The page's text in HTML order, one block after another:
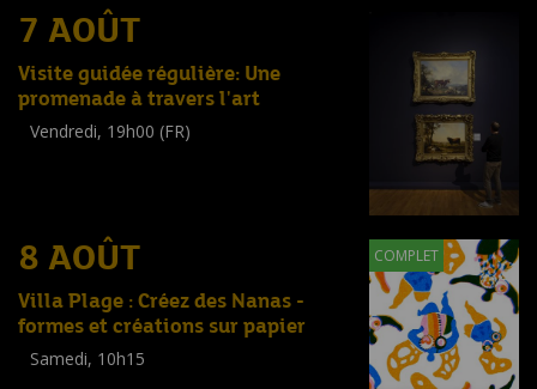
7 AOÛT
Visite guidée régulière: Une
promenade à travers l'art
Vendredi, 19h00 (FR)
8 AOÛT COMPLET
Villa Plage : Créez des Nanas -
formes et créations sur papier
Samedi, 10h15